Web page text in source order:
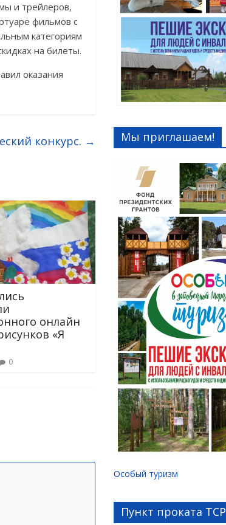
и трейлеров,
фильмов с
категориям
на билеты.
оказания
конкурс. →
онлайн
«Я
0
Мы приглашаем!
Особый туризм
Пункт проката ТСР